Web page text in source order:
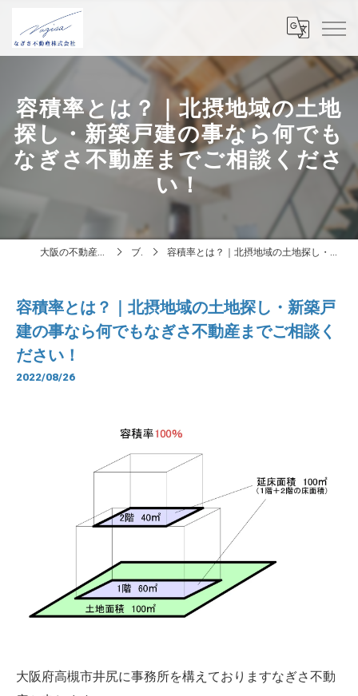
容積率とは？｜北摂地域の土地
探し・新築戸建の事なら何でも
なぎさ不動産までご相談くださ
い！
大阪の不動産はなぎさ不動産株式会社 ブログ 容積率とは？｜北摂地域の土地探し・新築戸建の事なら何でもなぎさ不動産までご相談ください！
容積率とは？｜北摂地域の土地探し・新築戸
建の事なら何でもなぎさ不動産までご相談く
ださい！
2022/08/26
大阪府高槻市井尻に事務所を構えておりますなぎさ不動